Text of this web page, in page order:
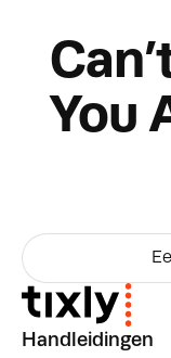
You
Handleidingen